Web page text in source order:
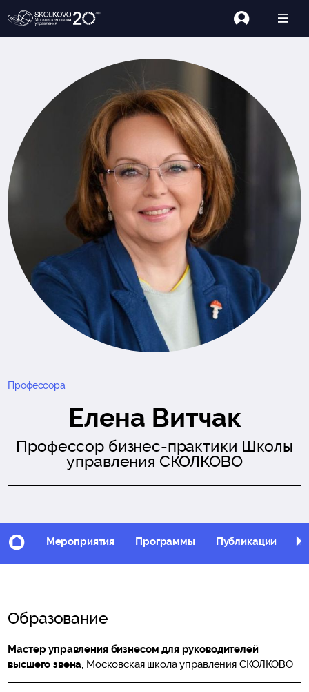
Профессора
Елена Витчак
Профессор бизнес-практики Школы
управления СКОЛКОВО
Мероприятия Программы Публикации
Образование
Мастер управления бизнесом для руководителей
высшего звена , Московская школа управления СКОЛКОВО